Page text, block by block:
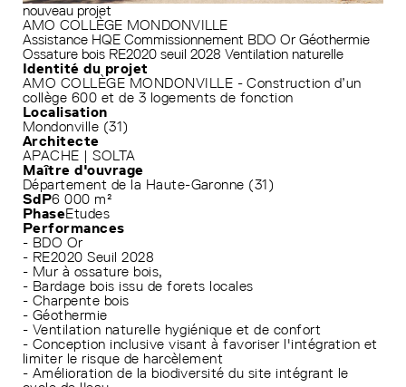
nouveau projet
AMO COLLÈGE MONDONVILLE
Assistance HQE Commissionnement BDO Or Géothermie
Ossature bois RE2020 seuil 2028 Ventilation naturelle
Identité du projet
AMO COLLÈGE MONDONVILLE - Construction d’un
collège 600 et de 3 logements de fonction
Localisation
Mondonville (31)
Architecte
APACHE | SOLTA
Maître d'ouvrage
Département de la Haute-Garonne (31)
SdP6 000 m²
PhaseEtudes
Performances
- BDO Or
- RE2020 Seuil 2028
- Mur à ossature bois,
- Bardage bois issu de forets locales
- Charpente bois
- Géothermie
- Ventilation naturelle hygiénique et de confort
- Conception inclusive visant à favoriser l'intégration et
limiter le risque de harcèlement
- Amélioration de la biodiversité du site intégrant le